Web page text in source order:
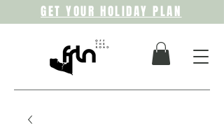
GET YOUR HOLIDAY PLAN